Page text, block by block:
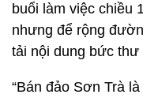
buổi làm việc chiều
nhưng để rộng
tải nội dung bức thư
“Bán đảo Sơn Trà